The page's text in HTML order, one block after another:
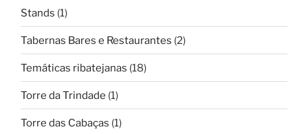
Stands (1)
Tabernas Bares e Restaurantes (2)
Temáticas ribatejanas (18)
Torre da Trindade (1)
Torre das Cabaças (1)